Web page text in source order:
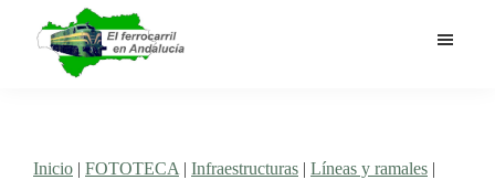
contenido
Andalucía
ferrocarril
Inicio | FOTOTECA | Infraestructuras | Líneas y ramales |